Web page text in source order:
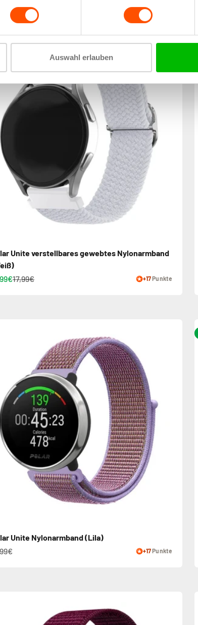
Auswahl erlauben
Unite verstellbares gewebtes Nylonarmband
17,99€ +17Punkte
Unite Nylonarmband (Lila)
+17Punkte